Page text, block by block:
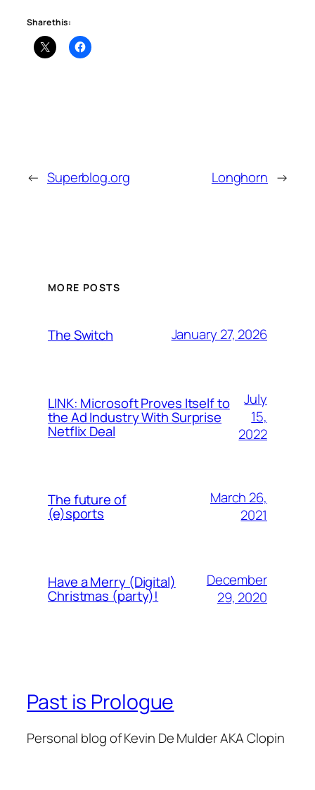
Share this:
← Superblog.org Longhorn →
MORE POSTS
The Switch January 27, 2026
LINK: Microsoft Proves Itself to
the Ad Industry With Surprise
Netflix Deal
July
15,
2022
The future of
(e)sports
March 26,
2021
Have a Merry (Digital)
Christmas (party)!
December
29, 2020
Past is Prologue
Personal blog of Kevin De Mulder AKA Clopin